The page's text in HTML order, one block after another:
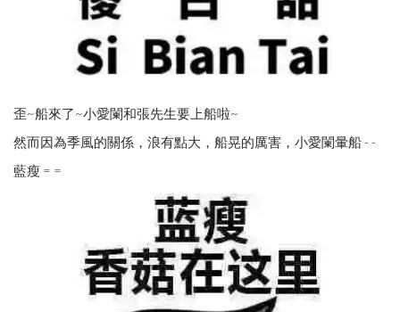
歪~船來了~小愛闌和張先生要上船啦~
然而因為季風的關係，浪有點大，船晃的厲害，小愛闌暈船 - -
藍瘦 = =